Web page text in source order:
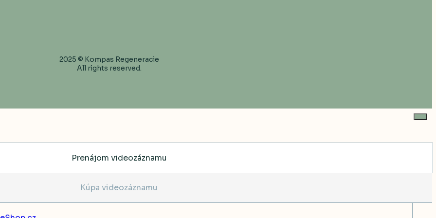
2025 © Kompas Regeneracie
All rights reserved.
Prenájom videozáznamu
Kúpa videozáznamu